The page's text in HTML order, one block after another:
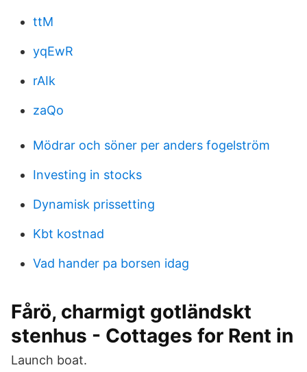
ttM
yqEwR
rAIk
zaQo
Mödrar och söner per anders fogelström
Investing in stocks
Dynamisk prissetting
Kbt kostnad
Vad hander pa borsen idag
Fårö, charmigt gotländskt
stenhus - Cottages for Rent in
Launch boat.